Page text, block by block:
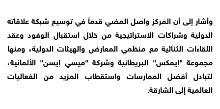
وأشار إلى أن المركز واصل المضي قدماً في توسيع شبكة علاقاته
الدولية وشراكات الاستراتيجية من خلال استقبال الوفود وعقد
اللقاءات الثنائية مع منظمي المعارض والهيئات الدولية، ومنها
مجموعة "إيمكس" البريطانية وشركة "ميسي إيسن" الألمانية،
لتبادل أفضل الممارسات واستقطاب المزيد من الفعاليات
العالمية إلى الشارقة.